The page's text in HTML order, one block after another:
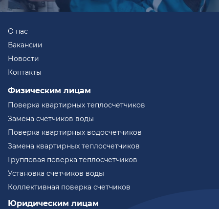
О нас
Вакансии
Новости
Контакты
Физическим лицам
Поверка квартирных теплосчетчиков
Замена счетчиков воды
Поверка квартирных водосчетчиков
Замена квартирных теплосчетчиков
Групповая поверка теплосчетчиков
Установка счетчиков воды
Коллективная поверка счетчиков
Юридическим лицам